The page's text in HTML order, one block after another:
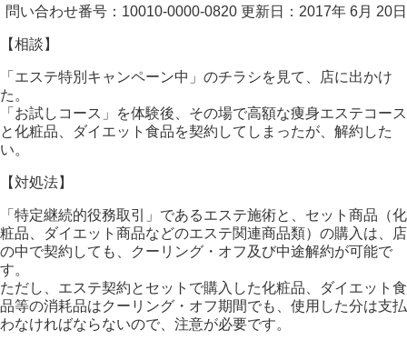
問い合わせ番号：10010-0000-0820 更新日：2017年 6月 20日
【相談】
「エステ特別キャンペーン中」のチラシを見て、店に出かけ
た。
「お試しコース」を体験後、その場で高額な痩身エステコース
と化粧品、ダイエット食品を契約してしまったが、解約した
い。
【対処法】
「特定継続的役務取引」であるエステ施術と、セット商品（化
粧品、ダイエット商品などのエステ関連商品類）の購入は、店
の中で契約しても、クーリング・オフ及び中途解約が可能で
す。
ただし、エステ契約とセットで購入した化粧品、ダイエット食
品等の消耗品はクーリング・オフ期間でも、使用した分は支払
わなければならないので、注意が必要です。